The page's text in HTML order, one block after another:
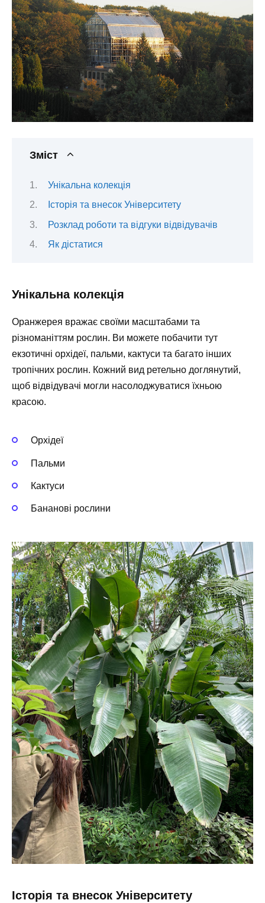
Зміст
Унікальна колекція
Історія та внесок Університету
Розклад роботи та відгуки відвідувачів
Як дістатися
Унікальна колекція
Оранжерея вражає своїми масштабами та
різноманіттям рослин. Ви можете побачити тут
екзотичні орхідеї, пальми, кактуси та багато інших
тропічних рослин. Кожний вид ретельно доглянутий,
щоб відвідувачі могли насолоджуватися їхньою
красою.
Орхідеї
Пальми
Кактуси
Бананові рослини
Історія та внесок Університету